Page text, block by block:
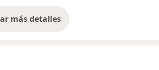
más detalles
sobre la dirección